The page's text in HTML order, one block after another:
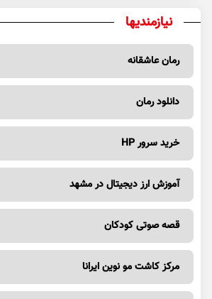
نیازمندیها
رمان عاشقانه
دانلود رمان
خرید سرور HP
آموزش ارز دیجیتال در مشهد
قصه صوتی کودکان
مرکز کاشت مو نوین ایرانا